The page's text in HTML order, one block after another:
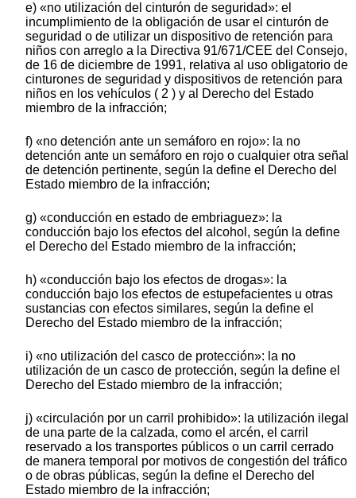
e) «no utilización del cinturón de seguridad»: el
incumplimiento de la obligación de usar el cinturón de
seguridad o de utilizar un dispositivo de retención para
niños con arreglo a la Directiva 91/671/CEE del Consejo,
de 16 de diciembre de 1991, relativa al uso obligatorio de
cinturones de seguridad y dispositivos de retención para
niños en los vehículos ( 2 ) y al Derecho del Estado
miembro de la infracción;
f) «no detención ante un semáforo en rojo»: la no
detención ante un semáforo en rojo o cualquier otra señal
de detención pertinente, según la define el Derecho del
Estado miembro de la infracción;
g) «conducción en estado de embriaguez»: la
conducción bajo los efectos del alcohol, según la define
el Derecho del Estado miembro de la infracción;
h) «conducción bajo los efectos de drogas»: la
conducción bajo los efectos de estupefacientes u otras
sustancias con efectos similares, según la define el
Derecho del Estado miembro de la infracción;
i) «no utilización del casco de protección»: la no
utilización de un casco de protección, según la define el
Derecho del Estado miembro de la infracción;
j) «circulación por un carril prohibido»: la utilización ilegal
de una parte de la calzada, como el arcén, el carril
reservado a los transportes públicos o un carril cerrado
de manera temporal por motivos de congestión del tráfico
o de obras públicas, según la define el Derecho del
Estado miembro de la infracción;